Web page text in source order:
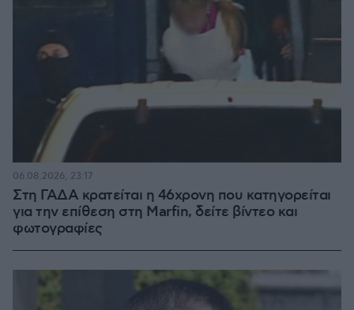
Στη ΓΑΔΑ κρατείται η 46χρονη που κατηγορείται
για την επίθεση στη Marfin, δείτε βίντεο και
φωτογραφίες
06.08.2026, 23:17